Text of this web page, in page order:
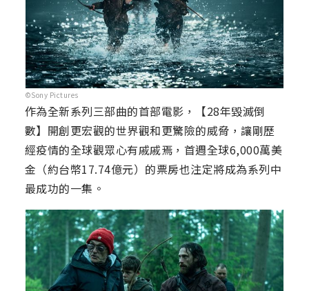
©Sony Pictures
作為全新系列三部曲的首部電影，【28年毀滅倒
數】開創更宏觀的世界觀和更驚險的威脅，讓剛歷
經疫情的全球觀眾心有戚戚焉，首週全球6,000萬美
金（約台幣17.74億元）的票房也注定將成為系列中
最成功的一集。